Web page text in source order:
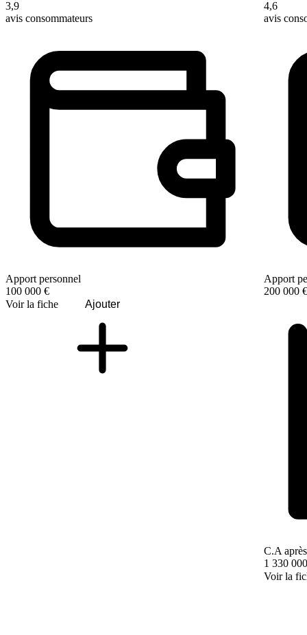
3,9
avis consommateurs
Apport personnel
100 000 €
Voir la fiche
Ajouter
4,6
avis
Apport
200 000 €
C.A
1 330
Voir la